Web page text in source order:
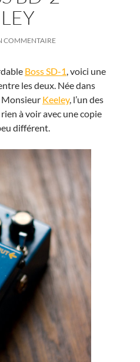
COMMENTAIRE
Boss SD-1, voici une
les deux. Née dans
Monsieur Keeley, l’un des
rien à voir avec une copie
différent.